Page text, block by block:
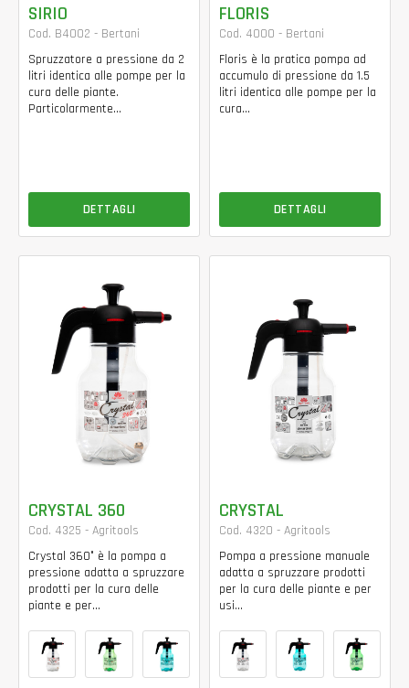
SIRIO
Cod. B4002 - Bertani
Spruzzatore a pressione da 2
litri identica alle pompe per la
cura delle piante.
Particolarmente...
DETTAGLI
FLORIS
Cod. 4000 - Bertani
Floris è la pratica pompa ad
accumulo di pressione da 1.5
litri identica alle pompe per la
cura...
DETTAGLI
CRYSTAL 360
Cod. 4325 - Agritools
Crystal 360° è la pompa a
pressione adatta a spruzzare
prodotti per la cura delle
piante e per...
CRYSTAL
Cod. 4320 - Agritools
Pompa a pressione manuale
adatta a spruzzare prodotti
per la cura delle piante e per
usi...